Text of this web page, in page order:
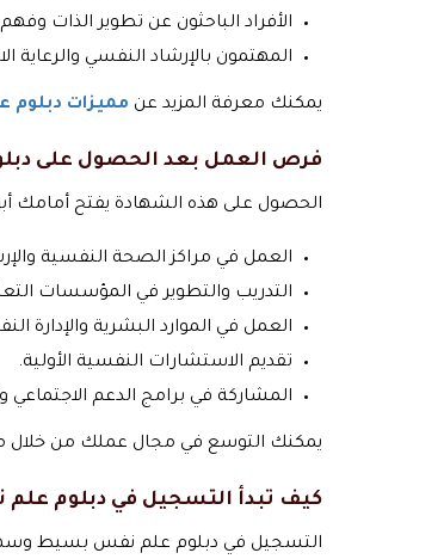
الأفراد الباحثون عن تطوير الذات
المهتمون بالإرشاد النفسي والرعاية
يمكنك معرفة المزيد عن مميزات دبلوم
فرص العمل بعد الحصول على
الحصول على هذه الشهادة يفتح أمامك
العمل في مراكز الصحة النفسية
التدريب والتطوير في المؤسسات
العمل في الموارد البشرية والإدارة
تقديم الاستشارات النفسية الأولية.
المشاركة في برامج الدعم
يمكنك التوسع في مجال عملك من خلال
كيف تبدأ التسجيل في دبلوم علم
التسجيل في دبلوم علم نفس بسيط